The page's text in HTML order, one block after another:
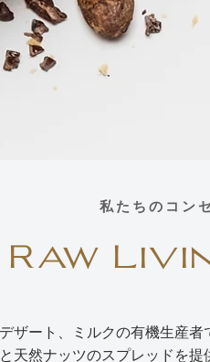
私たちのコン
Raw
ザート、ミルクの有機生産者
天然ナッツのスプレッドを提